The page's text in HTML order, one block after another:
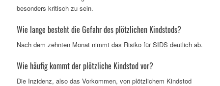
besonders kritisch zu sein.
Wie lange besteht die Gefahr des plötzlichen Kindstods?
Nach dem zehnten Monat nimmt das Risiko für SIDS deutlich ab.
Wie häufig kommt der plötzliche Kindstod vor?
Die Inzidenz, also das Vorkommen, von plötzlichem Kindstod